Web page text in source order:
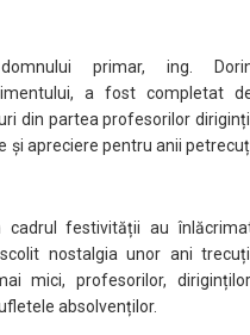
primar, ing.
a fost completat
din partea profesorilor
și apreciere pentru anii
cadrul festivității au
nostalgia unor ani
mici, profesorilor,
absolvenților.